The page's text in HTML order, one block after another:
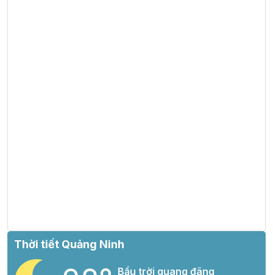
Thời tiết Quảng Ninh
Bầu trời quang đãng